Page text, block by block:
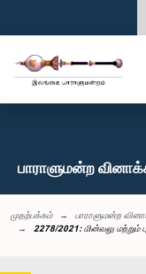
பாராளுமன்ற
முதற்பக்கம்
பாராளுமன்ற
2278/2021: மின்வலு